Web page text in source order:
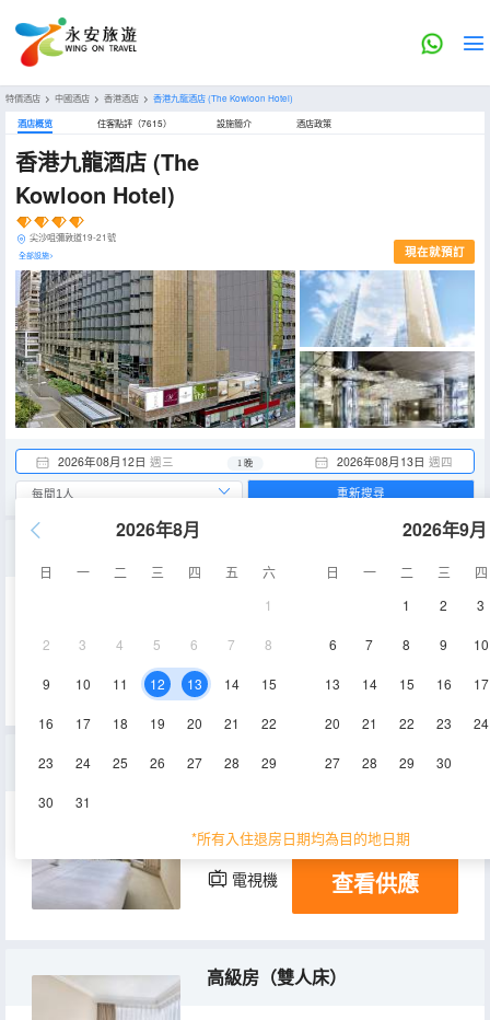
特價酒店 > 中國酒店 > 香港酒店 > 香港九龍酒店(The Kowloon Hotel)
酒店概览 住客點評（7615） 設施簡介 酒店政策
香港九龍酒店 (The
Kowloon Hotel)
尖沙咀彌敦道19-21號
全部設施> 現在就預訂
2026年08月12日 週三 2026年08月13日 週四
1 晚
2026年8月
日 一 二 三 四 五
六
1
2 3 4 5 6 7 8
9 10 11 12 13 14 15
16 17 18 19 20 21 22
23 24 25 26 27 28 29
30 31
2026年9月
日 一 二 三
四
1
2 3
6 7 8 9 10
13 14 15 16 17
20 21 22 23 24
27 28 29 30
*所有入住退房日期均為目的地日期
重新搜尋
21-22㎡ 空調
半海景相連客房
42-44㎡ 6-15層
電視機 冰箱
查看供應
高級房（雙人床）